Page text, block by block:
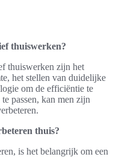
thuiswerken?
thuiswerken zijn het
het stellen van duidelijke
om de efficiëntie te
passen, kan men zijn
thuis?
is het belangrijk om een